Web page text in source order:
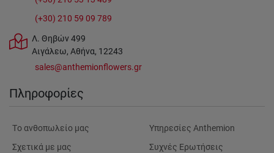
(+30) 210 59 09 789
Λ. Θηβών 499
Αιγάλεω, Αθήνα, 12243
sales@anthemionflowers.gr
Πληροφορίες
Tο ανθοπωλείο μας
Σχετικά με μας
Υπηρεσίες Anthemion
Συχνές Ερωτήσεις